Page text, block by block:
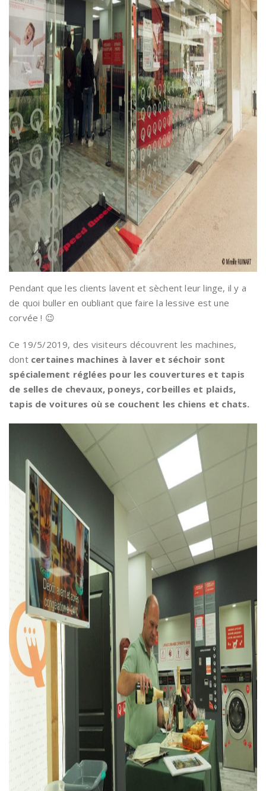
Pendant que les clients lavent et sèchent leur linge, il y a
de quoi buller en oubliant que faire la lessive est une
corvée ! 😉
Ce 19/5/2019, des visiteurs découvrent les machines,
dontcertaines machines à laver et séchoir sont
spécialement réglées pour les couvertures et tapis
de selles de chevaux, poneys, corbeilles et plaids,
tapis de voitures où se couchent les chiens et chats.